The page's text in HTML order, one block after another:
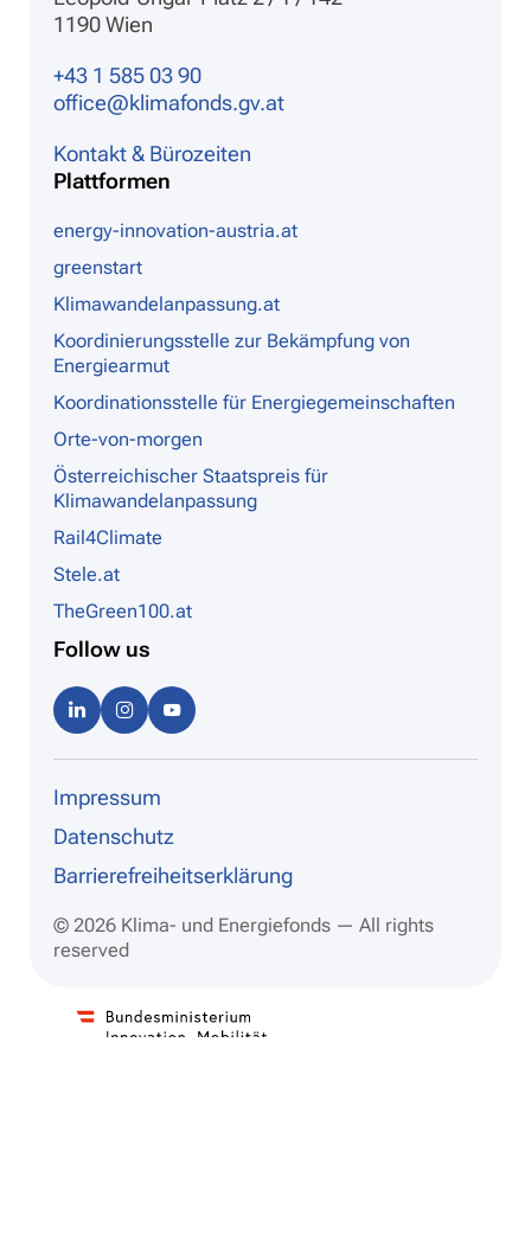
1190 Wien
+43 1 585 03 90
office@klimafonds.gv.at
Kontakt & Bürozeiten
Plattformen
energy-innovation-austria.at
greenstart
Klimawandelanpassung.at
Koordinierungsstelle zur Bekämpfung von
Energiearmut
Koordinationsstelle für Energiegemeinschaften
Orte-von-morgen
Österreichischer Staatspreis für
Klimawandelanpassung
Rail4Climate
Stele.at
TheGreen100.at
Follow us
Linke
dIn
Instag
ram be
Impressum
Datenschutz
Barrierefreiheitserklärung
© 2026 Klima- und Energiefonds — All rights
reserved